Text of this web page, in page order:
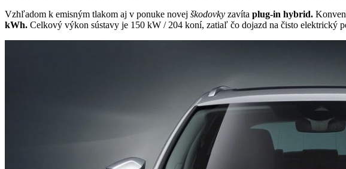
Vzhľadom k emisným tlakom aj v ponuke novej škodovky zavíta plug-in hybrid.
kWh. Celkový výkon sústavy je 150 kW / 204 koní, zatiaľ čo dojazd na čisto elektrický